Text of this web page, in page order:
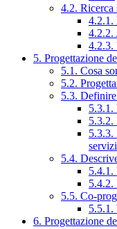
4.2. Ricerca
4.2.1.
4.2.2.
4.2.3.
5. Progettazione
5.1. Cosa
5.2.
5.3.
5.3.1.
5.3.2.
5.3.3.
5.4.
5.4.1.
5.4.2.
5.5. Co-
5.5.1.
6. Progettazione